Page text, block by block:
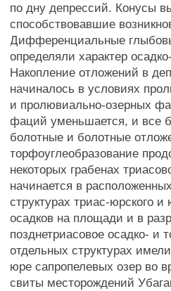
по дну депрессий. Конусы
способствовавшие
Дифференциальные
определяли характер
Накопление отложений в
начиналось в условиях
и пролювиально-озерных
фаций уменьшается, и все
болотные и болотные
торфоуглеобразование
некоторых грабенах
начинается в
структурах триас-юрского
осадков на площади и в
позднетриасовое осадко- и
отдельных структурах
юре сапропелевых озер во
свиты месторождений